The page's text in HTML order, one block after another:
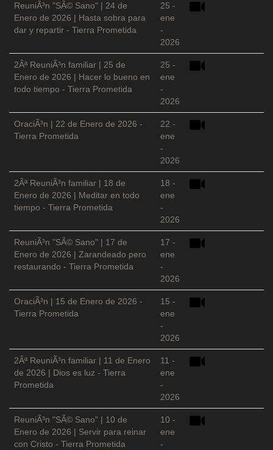
ReuniÃ³n "SÃ© Sano" | 24 de
Enero de 2026 | Hasta sobra para
dar y repartir - Tierra Prometida
25 -
ene
-
2026
2Âª ReuniÃ³n familiar | 25 de
Enero de 2026 | Hacer lo bueno en
todo tiempo - Tierra Prometida
25 -
ene
-
2026
OraciÃ³n | 22 de Enero de 2026 -
Tierra Prometida
22 -
ene
-
2026
2Âª ReuniÃ³n familiar | 18 de
Enero de 2026 | Meditar en todo
tiempo - Tierra Prometida
18 -
ene
-
2026
ReuniÃ³n "SÃ© Sano" | 17 de
Enero de 2026 | Zarandeado pero
restaurando - Tierra Prometida
17 -
ene
-
2026
OraciÃ³n | 15 de Enero de 2026 -
Tierra Prometida
15 -
ene
-
2026
2Âª ReuniÃ³n familiar | 11 de Enero
de 2026 | Dios es luz - Tierra
Prometida
11 -
ene
-
2026
ReuniÃ³n "SÃ© Sano" | 10 de
Enero de 2026 | Servir para reinar
con Cristo - Tierra Prometida
10 -
ene
-